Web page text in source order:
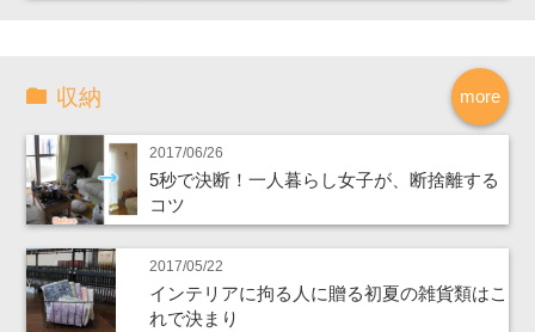
more
収納
2017/06/26
5秒で決断！一人暮らし女子が、断捨離する
コツ
2017/05/22
インテリアに拘る人に贈る初夏の雑貨類はこ
れで決まり